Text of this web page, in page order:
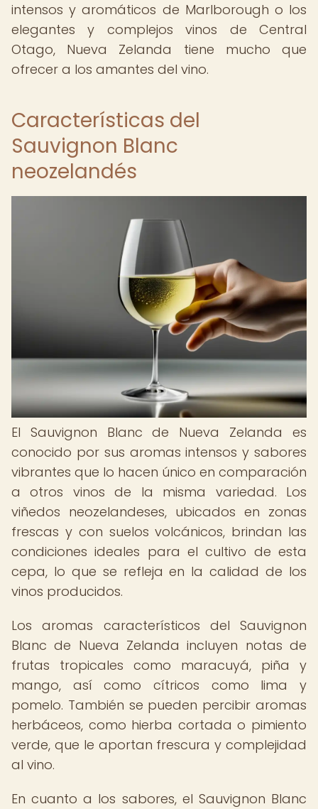
intensos y aromáticos de Marlborough o los
elegantes y complejos vinos de Central
Otago, Nueva Zelanda tiene mucho que
ofrecer a los amantes del vino.
Características del
Sauvignon Blanc
neozelandés
El Sauvignon Blanc de Nueva Zelanda es
conocido por sus aromas intensos y sabores
vibrantes que lo hacen único en comparación
a otros vinos de la misma variedad. Los
viñedos neozelandeses, ubicados en zonas
frescas y con suelos volcánicos, brindan las
condiciones ideales para el cultivo de esta
cepa, lo que se refleja en la calidad de los
vinos producidos.
Los aromas característicos del Sauvignon
Blanc de Nueva Zelanda incluyen notas de
frutas tropicales como maracuyá, piña y
mango, así como cítricos como lima y
pomelo. También se pueden percibir aromas
herbáceos, como hierba cortada o pimiento
verde, que le aportan frescura y complejidad
al vino.
En cuanto a los sabores, el Sauvignon Blanc